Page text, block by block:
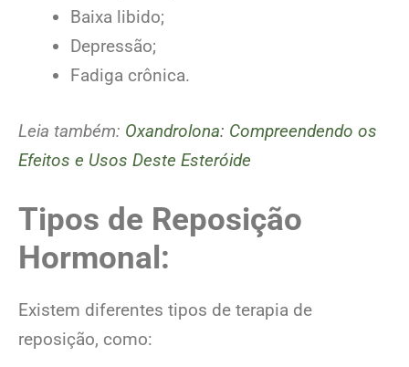
Baixa libido;
Depressão;
Fadiga crônica.
Leia também: Oxandrolona: Compreendendo os
Efeitos e Usos Deste Esteróide
Tipos de Reposição
Hormonal:
Existem diferentes tipos de terapia de
reposição, como: